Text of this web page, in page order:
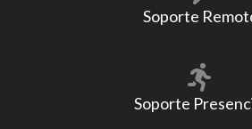
Soporte
Soporte